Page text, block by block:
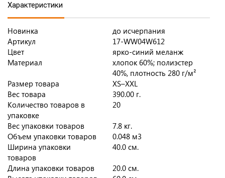
Характеристики
Новинка
до исчерпания
Артикул
17-WW04W612
Цвет
ярко-синий меланж
Материал
хлопок 60%; полиэстер
40%, плотность 280 г/м²
Размер товара
XS–XXL
Вес товара
390.00 г.
Количество товаров в
упаковке
20
Вес упаковки товаров
7.8 кг.
Объем упаковки товаров
0.048 м3
Ширина упаковки
товаров
40.0 см.
Длина упаковки товаров
20.0 см.